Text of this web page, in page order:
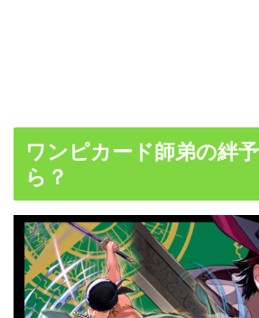
ワンピカード師弟の絆
ら？